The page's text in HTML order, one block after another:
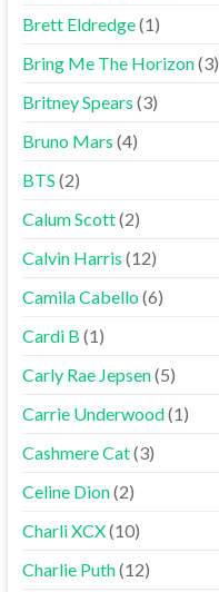
Brett Eldredge(1)
Bring Me The Horizon(3)
Britney Spears (3)
Bruno Mars (4)
BTS (2)
Calum Scott(2)
Calvin Harris (12)
Camila Cabello(6)
Cardi B (1)
Carly Rae Jepsen(5)
Carrie Underwood(1)
Cashmere Cat(3)
Celine Dion(2)
Charli XCX(10)
Charlie Puth(12)